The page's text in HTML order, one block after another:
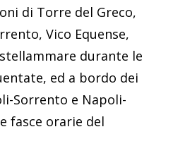
di Torre del Greco,
Vico Equense,
durante le
ed a bordo dei
Sorrento e Napoli-
fasce orarie del